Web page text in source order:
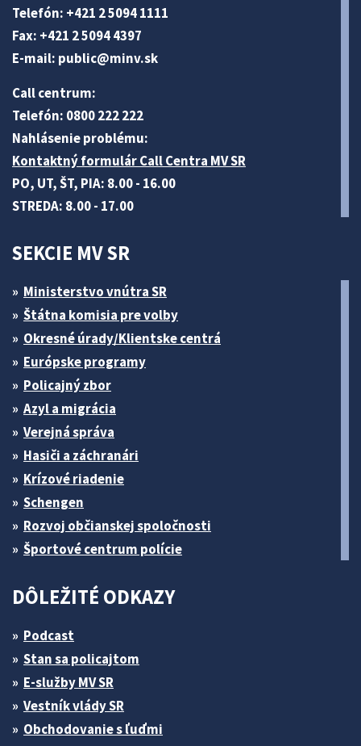
Telefón: +421 2 5094 1111
Fax: +421 2 5094 4397
E-mail: public@minv.sk
Call centrum:
Telefón: 0800 222 222
Nahlásenie problému:
Kontaktný formulár Call Centra MV SR
PO, UT, ŠT, PIA: 8.00 - 16.00
STREDA: 8.00 - 17.00
SEKCIE MV SR
Ministerstvo vnútra SR
Štátna komisia pre volby
Okresné úrady/Klientske centrá
Európske programy
Policajný zbor
Azyl a migrácia
Verejná správa
Hasiči a záchranári
Krízové riadenie
Schengen
Rozvoj občianskej spoločnosti
Športové centrum polície
DÔLEŽITÉ ODKAZY
Podcast
Stan sa policajtom
E-služby MV SR
Vestník vlády SR
Obchodovanie s ľuďmi